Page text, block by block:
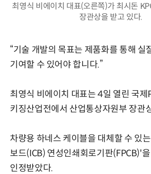
최영식 비에이치 대표(오른쪽)가 최시돈
장관상을 받고 있다.
“기술 개발의 목표는 제품화를 통해 실
기여할 수 있어야 합니다.”
최영식 비에이치 대표는 4일 열린 국제
키징산업전에서 산업통상자원부 장관
차량용 하네스 케이블을 대체할 수 있
보드(ICB) 연성인쇄회로기판(FPCB)'
인정받았다.